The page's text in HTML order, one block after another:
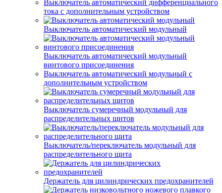
Выключатель автоматический дифференциального
тока с дополнительным устройством
Выключатель автоматический модульный
Выключатель автоматический модульный
винтового присоединения
Выключатель автоматический модульный с
дополнительным устройством
Выключатель сумеречный модульный для
распределительных щитов
Выключатель/переключатель модульный для
распределительного щита
Держатель для цилиндрических предохранителей